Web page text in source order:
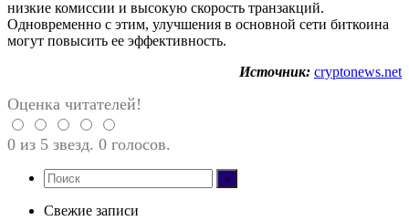
низкие комиссии и высокую скорость транзакций.
Одновременно с этим, улучшения в основной сети биткоина
могут повысить ее эффективность.
Источник: cryptonews.net
Оценка читателей!
0 из 5 звезд. 0 голосов.
Свежие записи